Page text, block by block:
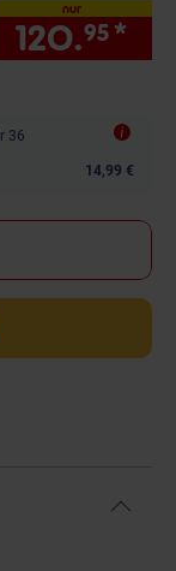
nur
120.95 *
36
14,99 €